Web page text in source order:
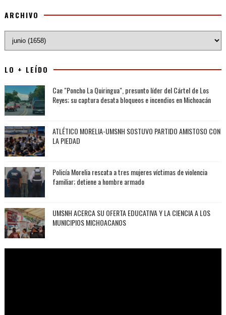
ARCHIVO
LO + LEÍDO
Cae "Poncho La Quiringua", presunto líder del Cártel de Los
Reyes; su captura desata bloqueos e incendios en Michoacán
ATLÉTICO MORELIA-UMSNH SOSTUVO PARTIDO AMISTOSO CON
LA PIEDAD
Policía Morelia rescata a tres mujeres víctimas de violencia
familiar; detiene a hombre armado
UMSNH ACERCA SU OFERTA EDUCATIVA Y LA CIENCIA A LOS
MUNICIPIOS MICHOACANOS